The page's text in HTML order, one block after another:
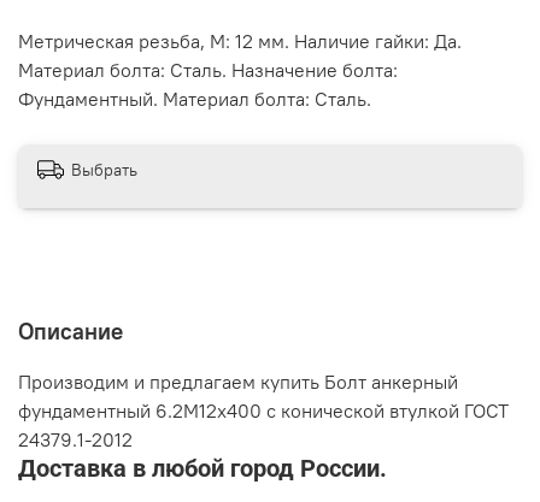
Метрическая резьба, М: 12 мм. Наличие гайки: Да.
Материал болта: Сталь. Назначение болта:
Фундаментный. Материал болта: Сталь.
Выбрать
Описание
Производим и предлагаем купить Болт анкерный
фундаментный 6.2М12х400 с конической втулкой ГОСТ
24379.1-2012
Доставка в любой город России.